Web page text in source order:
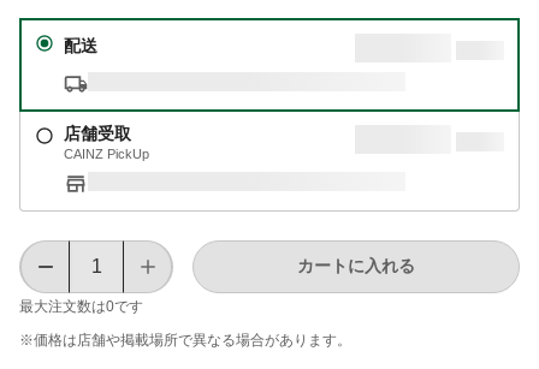
配送
店舗受取
CAINZ PickUp
最大注文数は0です
カートに入れる
※価格は​店舗や​掲載場所で​異なる​場合が​あります。